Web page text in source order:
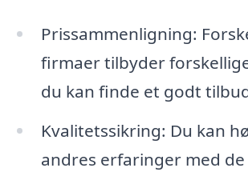
Prissammenligning:
firmaer tilbyder
du kan finde et godt
Kvalitetssikring: Du kan
andres erfaringer med